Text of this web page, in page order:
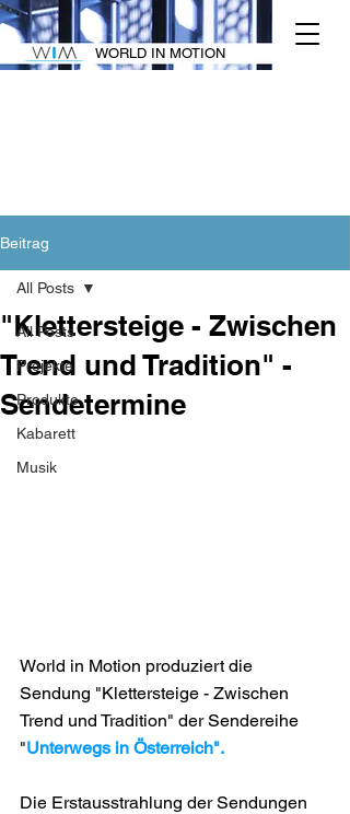
WORLD IN MOTION
Beitrag
All Posts
Projekte
Produkte
Kabarett
Musik
All Posts
"Klettersteige - Zwischen
Trend und Tradition" -
Sendetermine
World in Motion produziert die
Sendung "Klettersteige - Zwischen
Trend und Tradition" der Sendereihe
"Unterwegs in Österreich".
Die Erstausstrahlung der Sendungen